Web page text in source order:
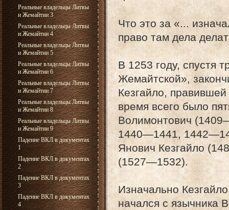
Реальные владельцы Литвы
и Жемайтии 3
Реальные владельцы Литвы
и Жемайтии 4
Реальные владельцы Литвы
и Жемайтии 5
Реальные владельцы Литвы
и Жемайтии 6
Реальные владельцы Литвы
и Жемайтии 7
Реальные владельцы Литвы
и Жемайтии 8
Реальные владельцы Литвы
и Жемайтии 9
Падение ВКЛ в документах
1
Падение ВКЛ в документах
2
Падение ВКЛ в документах
3
Падение ВКЛ в документах
4
Что это за «...
право там дела
В 1253 году, спустя
Жемайтской»,
Кезгайло,
время всего было
Волимонтович
1440—1441,
Янович Кезгайло
(1527—1532).
Изначально
начался с язычника